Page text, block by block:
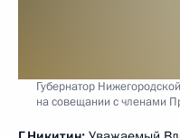
Губернатор
на совещании с членами